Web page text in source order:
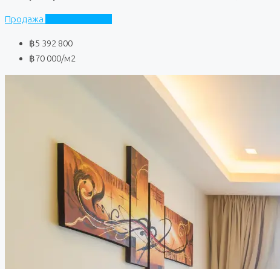
Продажа
฿5 392 800
฿70 000/м2